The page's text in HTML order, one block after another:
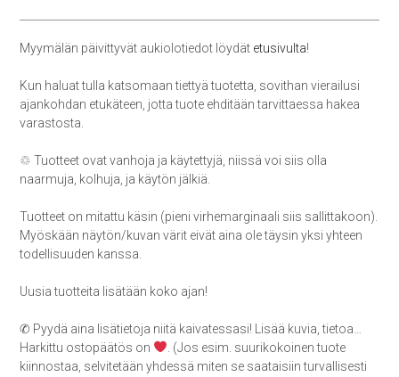
Myymälän päivittyvät aukiolotiedot löydät etusivulta!
Kun haluat tulla katsomaan tiettyä tuotetta, sovithan vierailusi
ajankohdan etukäteen, jotta tuote ehditään tarvittaessa hakea
varastosta.
♲ Tuotteet ovat vanhoja ja käytettyjä, niissä voi siis olla
naarmuja, kolhuja, ja käytön jälkiä.
Tuotteet on mitattu käsin (pieni virhemarginaali siis sallittakoon).
Myöskään näytön/kuvan värit eivät aina ole täysin yksi yhteen
todellisuuden kanssa.
Uusia tuotteita lisätään koko ajan!
✆ Pyydä aina lisätietoja niitä kaivatessasi! Lisää kuvia, tietoa…
Harkittu ostopäätös on
. (Jos esim. suurikokoinen tuote
kiinnostaa, selvitetään yhdessä miten se saataisiin turvallisesti